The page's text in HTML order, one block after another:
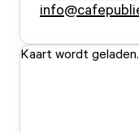
Kaart wordt